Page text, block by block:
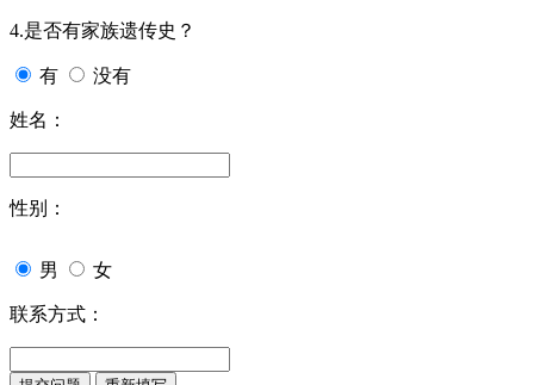
4.是否有家族遗传史？
有 没有
姓名：
性别：
男 女
联系方式：